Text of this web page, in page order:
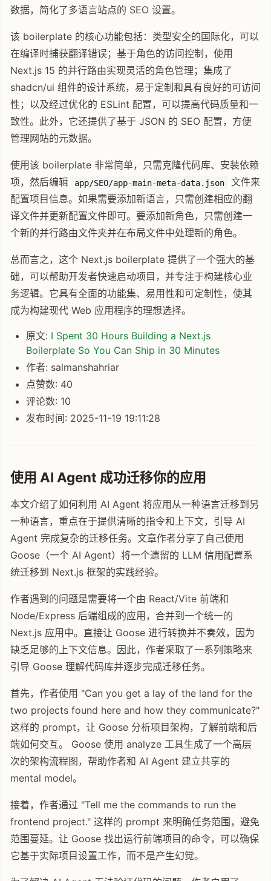
数据，简化了多语言站点的 SEO 设置。
该 boilerplate 的核心功能包括：类型安全的国际化，可以
在编译时捕获翻译错误；基于角色的访问控制，使用
Next.js 15 的并行路由实现灵活的角色管理；集成了
shadcn/ui 组件的设计系统，易于定制和具有良好的可访问
性；以及经过优化的 ESLint 配置，可以提高代码质量和一
致性。此外，它还提供了基于 JSON 的 SEO 配置，方便
管理网站的元数据。
使用该 boilerplate 非常简单，只需克隆代码库、安装依赖
项，然后编辑
app/SEO/app-main-meta-data.json
文件来
配置项目信息。如果需要添加新语言，只需创建相应的翻
译文件并更新配置文件即可。要添加新角色，只需创建一
个新的并行路由文件夹并在布局文件中处理新的角色。
总而言之，这个 Next.js boilerplate 提供了一个强大的基
础，可以帮助开发者快速启动项目，并专注于构建核心业
务逻辑。它具有全面的功能集、易用性和可定制性，使其
成为构建现代 Web 应用程序的理想选择。
原文: I Spent 30 Hours Building a Next.js
Boilerplate So You Can Ship in 30 Minutes
作者: salmanshahriar
点赞数: 40
评论数: 10
发布时间: 2025-11-19 19:11:28
使用 AI Agent 成功迁移你的应用
本文介绍了如何利用 AI Agent 将应用从一种语言迁移到另
一种语言，重点在于提供清晰的指令和上下文，引导 AI
Agent 完成复杂的迁移任务。文章作者分享了自己使用
Goose（一个 AI Agent）将一个遗留的 LLM 信用配置系
统迁移到 Next.js 框架的实践经验。
作者遇到的问题是需要将一个由 React/Vite 前端和
Node/Express 后端组成的应用，合并到一个统一的
Next.js 应用中。直接让 Goose 进行转换并不奏效，因为
缺乏足够的上下文信息。因此，作者采取了一系列策略来
引导 Goose 理解代码库并逐步完成迁移任务。
首先，作者使用 "Can you get a lay of the land for the
two projects found here and how they communicate?"
这样的 prompt，让 Goose 分析项目架构，了解前端和后
端如何交互。 Goose 使用 analyze 工具生成了一个高层
次的架构流程图，帮助作者和 AI Agent 建立共享的
mental model。
接着，作者通过 "Tell me the commands to run the
frontend project." 这样的 prompt 来明确任务范围，避免
范围蔓延。让 Goose 找出运行前端项目的命令，可以确保
它基于实际项目设置工作，而不是产生幻觉。